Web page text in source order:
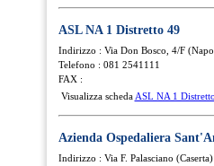
ASL NA 1 Distretto 49
Indirizzo : Via Don Bosco, 4/F
Telefono : 081 2541111
FAX :
Visualizza scheda ASL NA 1
Azienda Ospedaliera
Indirizzo : Via F. Palasciano (Caserta)